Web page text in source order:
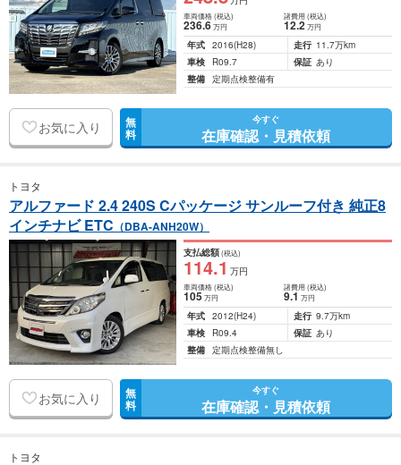
車両価格(税込)
236.6万円
諸費用 (税込)
12.2 万円
年式 2016(H28) 走行 11.7万km
車検
R09.7 保証 あり
整備 定期点検整備有
お気に入り 無
料
今すぐ
在庫確認・見積依頼
トヨタ
アルファード 2.4 240S Cパッケージ サンルーフ付き 純正8
インチナビ ETC （DBA-ANH20W）
支払総額(税込)
114.1 万円
車両価格(税込)
105万円
諸費用 (税込)
9.1 万円
年式 2012(H24) 走行 9.7万km
車検
R09.4 保証 あり
整備 定期点検整備無し
お気に入り 無
料
今すぐ
在庫確認・見積依頼
トヨタ